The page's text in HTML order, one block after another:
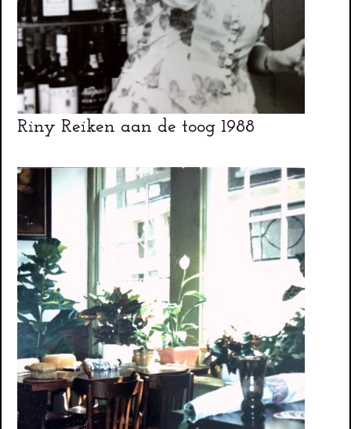
Riny Reiken aan de toog 1988